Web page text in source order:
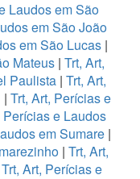
Laudos em São
em São João
em São Lucas|
Mateus | Trt, Art,
Paulista| Trt, Art,
| Trt, Art, Perícias e
Perícias e Laudos
em Sumare |
| Trt, Art,
Trt, Art, Perícias e